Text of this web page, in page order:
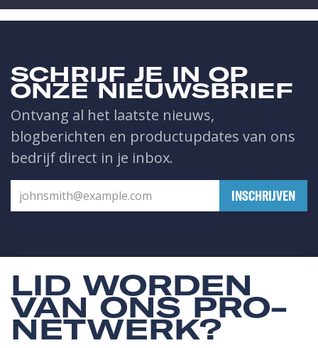
SCHRIJF JE IN OP
ONZE NIEUWSBRIEF
Ontvang al het laatste nieuws,
blogberichten en productupdates van ons
bedrijf direct in je inbox.
​INSCHRIJVEN
LID WORDEN
VAN ONS PRO-
NETWERK?